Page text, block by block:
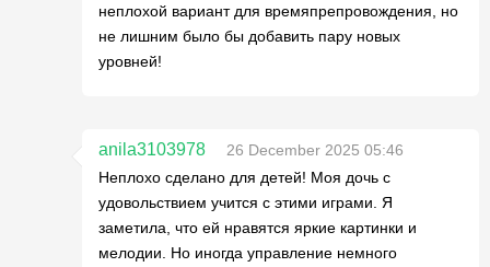
неплохой вариант для времяпрепровождения, но
не лишним было бы добавить пару новых
уровней!
anila3103978
26 December 2025 05:46
Неплохо сделано для детей! Моя дочь с
удовольствием учится с этими играми. Я
заметила, что ей нравятся яркие картинки и
мелодии. Но иногда управление немного